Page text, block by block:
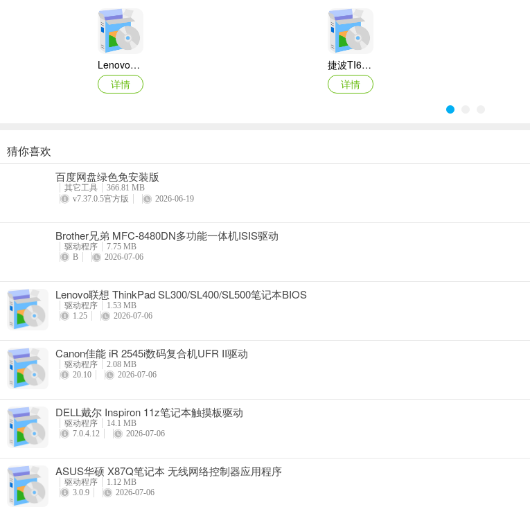
Lenovo联想 Ideapad Z465/Z565系列笔记本 声卡驱动
详情
捷波TI61AG-A主板BIOS
详情
奥睿科PAS3062-2E/PAS3062-2S/PAS3064-2S2E系列扩展卡驱动
详情
Canon佳能 PowerShot A310 WIA驱动
猜你喜欢
百度网盘绿色免安装版
其它工具
366.81 MB
v7.37.0.5官方版
2026-06-19
Brother兄弟 MFC-8480DN多功能一体机ISIS驱动
驱动程序
7.75 MB
B
2026-07-06
Lenovo联想 ThinkPad SL300/SL400/SL500笔记本BIOS
驱动程序
1.53 MB
1.25
2026-07-06
Canon佳能 iR 2545i数码复合机UFR II驱动
驱动程序
2.08 MB
20.10
2026-07-06
DELL戴尔 Inspiron 11z笔记本触摸板驱动
驱动程序
14.1 MB
7.0.4.12
2026-07-06
ASUS华硕 X87Q笔记本 无线网络控制器应用程序
驱动程序
1.12 MB
3.0.9
2026-07-06